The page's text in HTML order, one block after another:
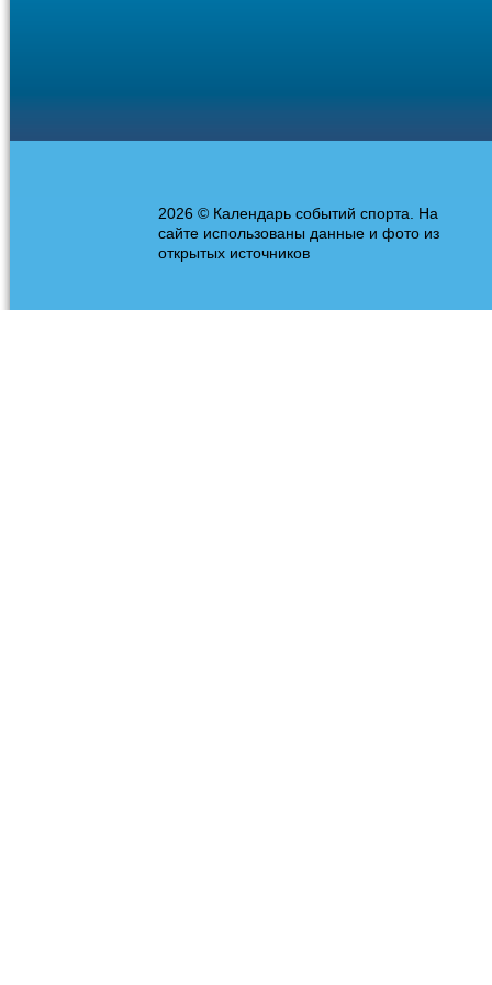
2026 © Календарь событий спорта. На
сайте использованы данные и фото из
открытых источников